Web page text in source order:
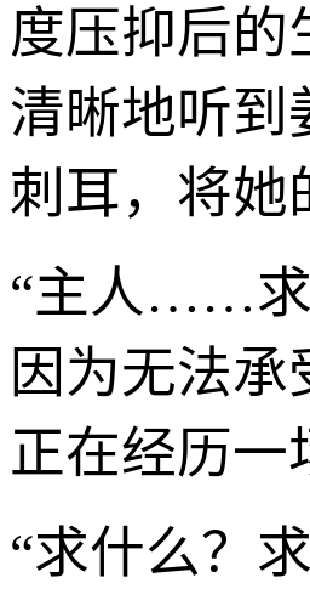
度压抑后的
清晰地听到
刺耳，将她
“主人……求
因为无法
正在经历一
“求什么？